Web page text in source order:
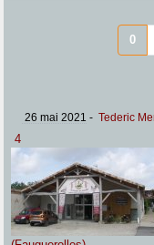
0
26 mai 2021 - Tederic
4